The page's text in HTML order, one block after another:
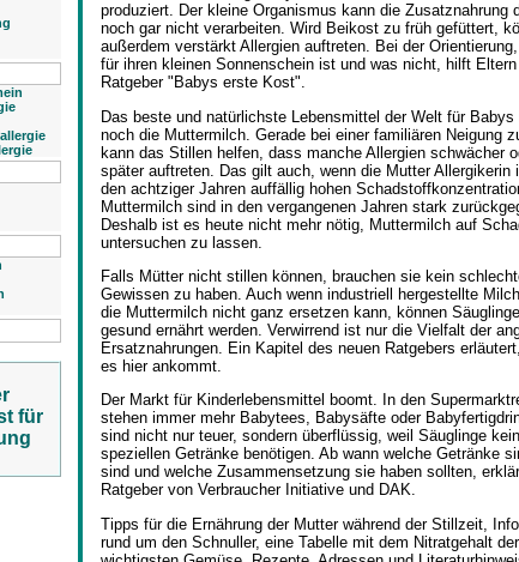
für
produziert. Der kleine Organismus kann die Zusatznahrung
noch gar nicht verarbeiten. Wird Beikost zu früh gefüttert,
außerdem verstärkt Allergien auftreten. Bei der
für ihren kleinen Sonnenschein ist und was nicht, hilft
Ratgeber "Babys erste Kost".
Das beste und natürlichste Lebensmittel der Welt für
noch die Muttermilch. Gerade bei einer familiären Neigung
kann das Stillen helfen, dass manche Allergien schwächer
später auftreten. Das gilt auch, wenn die Mutter Allergikerin
den achtziger Jahren auffällig hohen
Muttermilch sind in den vergangenen Jahren stark
Deshalb ist es heute nicht mehr nötig, Muttermilch auf
untersuchen zu lassen.
Falls Mütter nicht stillen können, brauchen sie kein
Gewissen zu haben. Auch wenn industriell hergestellte
die Muttermilch nicht ganz ersetzen kann, können
gesund ernährt werden. Verwirrend ist nur die Vielfalt der
Ersatznahrungen. Ein Kapitel des neuen Ratgebers
es hier ankommt.
Der Markt für Kinderlebensmittel boomt. In den
stehen immer mehr Babytees, Babysäfte oder
sind nicht nur teuer, sondern überflüssig, weil Säuglinge
speziellen Getränke benötigen. Ab wann welche Getränke
sind und welche Zusammensetzung sie haben sollten,
Ratgeber von Verbraucher Initiative und DAK.
Tipps für die Ernährung der Mutter während der Stillzeit,
rund um den Schnuller, eine Tabelle mit dem Nitratgehalt der